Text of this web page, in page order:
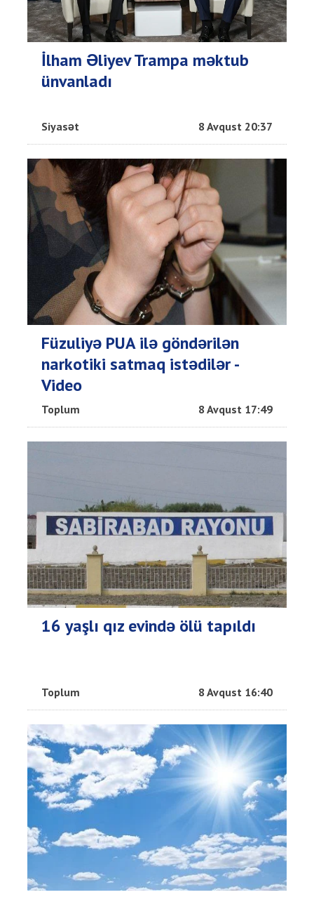
İlham Əliyev Trampa məktub
ünvanladı
Siyasət 8 Avqust 20:37
Füzuliyə PUA ilə göndərilən
narkotiki satmaq istədilər -
Video
Toplum 8 Avqust 17:49
16 yaşlı qız evində ölü tapıldı
Toplum 8 Avqust 16:40